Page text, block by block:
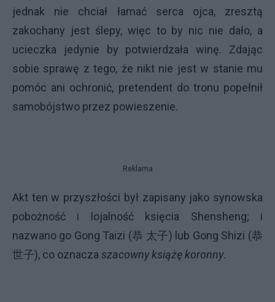
jednak nie chciał łamać serca ojca, zresztą
zakochany jest ślepy, więc to by nic nie dało, a
ucieczka jedynie by potwierdzała winę. Zdając
sobie sprawę z tego, że nikt nie jest w stanie mu
pomóc ani ochronić, pretendent do tronu popełnił
samobójstwo przez powieszenie.
Reklama
Akt ten w przyszłości był zapisany jako synowska
pobożność i lojalność księcia Shensheng; i
nazwano go Gong Taizi (恭 太子) lub Gong Shizi (恭
世子), co oznacza szacowny książę koronny.